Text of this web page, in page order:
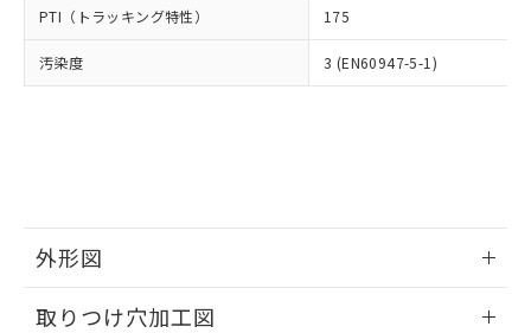
PTI（トラッキング特性） 175
汚染度 3 (EN60947-5-1)
外形図
取りつけ穴加工図
※当社の共同利用者とは、"個人情報
の「1.共同利
用者の範囲」に記載されている法人を
EU RoHS指令（10物質）の非含有証明書
51物質の非含有証明書（当社基準）
※本証明書は発行日時点で非含有を証明す
るもので、過去に遡って非含有を証明する
していることから、特段のことがない限
り、2022年1月12日より割愛しておりま
す。